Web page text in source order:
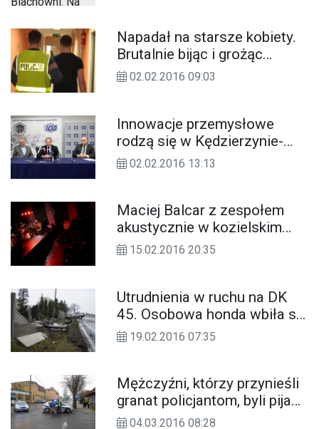
Napadał na starsze kobiety.
Brutalnie bijąc i grożąc
śmiercią rabował im
02.02.2016 09:03
Innowacje przemysłowe
rodzą się w Kędzierzynie-
Koźlu. Współpraca Grupy
02.02.2016 13:13
Maciej Balcar z zespołem
akustycznie w kozielskim
Domu Kultury. Zdjęcia z
15.02.2016 20:35
Utrudnienia w ruchu na DK
45. Osobowa honda wbiła się
w betonowy płot. ZDJĘCIA
19.02.2016 07:35
Mężczyźni, którzy przynieśli
granat policjantom, byli pijani.
Grożą im trzy lata więzienia
04.03.2016 08:28